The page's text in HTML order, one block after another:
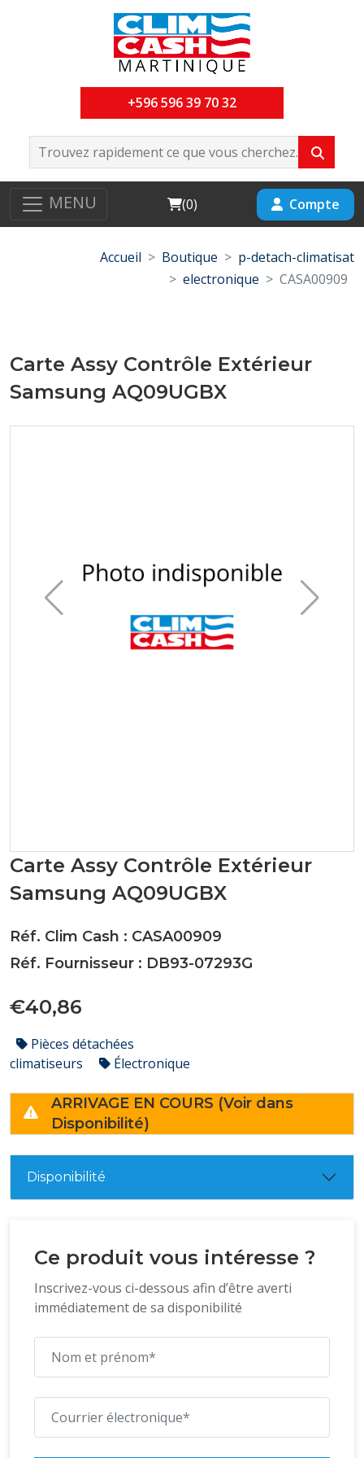
+596 596 39 70 32
MENU Cart
(0) Compte
Accueil Boutique
p-detach-climatisat
electronique
CASA00909
Carte Assy Contrôle Extérieur
Samsung AQ09UGBX
Carte Assy Contrôle Extérieur
Samsung AQ09UGBX
Réf. Clim Cash : CASA00909
Réf. Fournisseur : DB93-07293G
€40,86
Pièces détachées
climatiseurs
Électronique
ARRIVAGE EN COURS (Voir dans
Disponibilité)
Disponibilité
Ce produit vous intéresse ?
Inscrivez-vous ci-dessous afin d’être averti
immédiatement de sa disponibilité